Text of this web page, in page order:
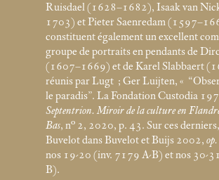
Ruisdael (1628–1682), Isaak van
1703) et Pieter Saenredam
constituent également un excellent
groupe de portraits en pendants de
(1607–1669) et de Karel Slabbaert
réunis par Lugt ; Ger Luijten, «
le paradis”. La Fondation Custodia
Septentrion. Miroir de la culture en
Bas, n° 2, 2020, p. 43. Sur ces
Buvelot dans Buvelot et Buijs 2002,
nos 19-20 (inv. 7179 A-B) et nos 30-
B).